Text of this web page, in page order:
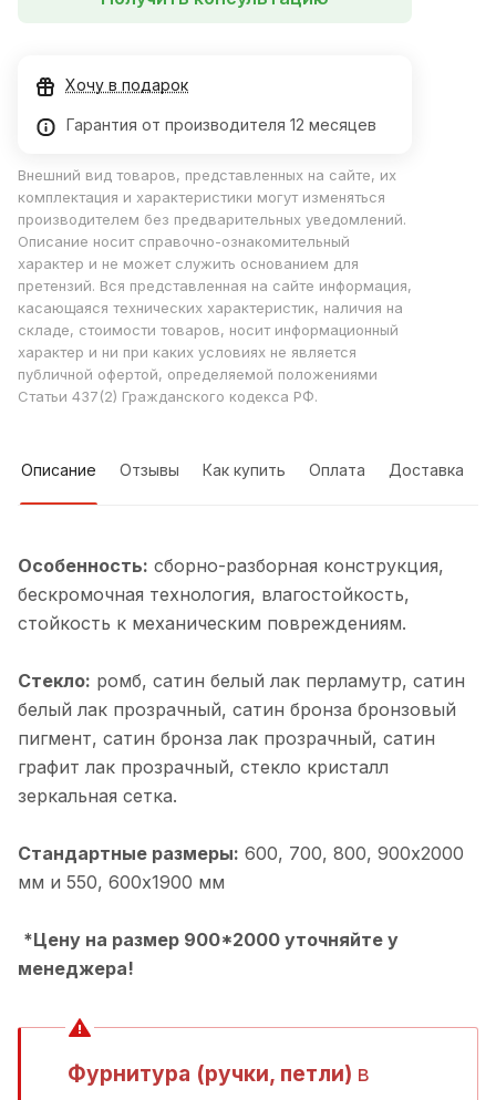
Хочу в подарок
Гарантия от производителя 12 месяцев
Внешний вид товаров, представленных на сайте, их
комплектация и характеристики могут изменяться
производителем без предварительных уведомлений.
Описание носит справочно-ознакомительный
характер и не может служить основанием для
претензий. Вся представленная на сайте информация,
касающаяся технических характеристик, наличия на
складе, стоимости товаров, носит информационный
характер и ни при каких условиях не является
публичной офертой, определяемой положениями
Статьи 437(2) Гражданского кодекса РФ.
Описание Отзывы Как купить Оплата Доставка
Особенность: cборно-разборная конструкция,
бескромочная технология, влагостойкость,
стойкость к механическим повреждениям.
Стекло: ромб, cатин белый лак перламутр, cатин
белый лак прозрачный, cатин бронза бронзовый
пигмент, cатин бронза лак прозрачный, cатин
графит лак прозрачный, cтекло кристалл
зеркальная сетка.
Стандартные размеры: 600, 700, 800, 900х2000
мм и 550, 600х1900 мм
*Цену на размер 900*2000 уточняйте у
менеджера!
Фурнитура (ручки, петли) в